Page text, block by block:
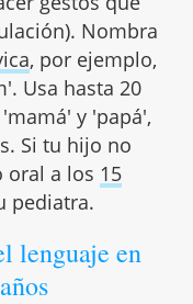
Nombra
, por ejemplo,
Usa hasta 20
y 'papá',
Si tu hijo no
oral a los 15
pediatra.
lenguaje en